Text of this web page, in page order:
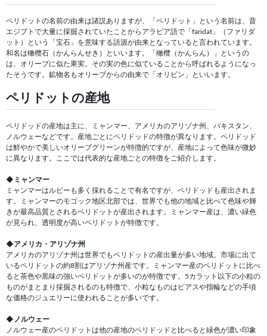
ペリドットの名前の由来は諸説ありますが、「ペリドット」という名前は、昔
エジプトで大量に採掘されていたことからアラビア語で「faridat」（ファリダ
ット）という「宝石」を意味する語源が由来となっていると言われています。
和名は橄欖石（かんらんせき）といいます。「橄欖（かんらん）」というの
は、オリーブに似た果実。その実の色に似ていることから呼ばれるようになっ
たそうです。鉱物名もオリーブからの由来で「オリビン」といいます。
ペリドットの産地
ペリドッドの産地は主に、ミャンマー、アメリカのアリゾナ州、パキスタン、
ノルウェーなどです。産地ごとにペリドッドの特徴が異なります。ペリドッド
は鮮やかで美しいオリーブグリーンが特徴的ですが、産地によって色味が微妙
に異なります。ここでは代表的な産地ごとの特徴をご紹介します。
◆ミャンマー
ミャンマーはルビーも多く採れることで有名ですが、ペリドッドも産出されま
す。ミャンマーのモゴック地区北部では、世界でも他の地域と比べて色味や輝
きが最高品質とされるペリドットが産出されます。ミャンマー産は、濃い緑色
が見られ、透明度が高いペリドットが特徴です。
◆アメリカ・アリゾナ州
アメリカのアリゾナ州は世界でもペリドットの産出量が多い地域。市場に出て
いるペリドットの約8割はアリゾナ州産です。ミャンマー産のペリドットに比べ
ると茶色や黒味の強いペリドットが多いのが特徴です。5カラット以下の小粒の
ものがまとまり採掘されるのも特徴で、小粒なものはピアスや指輪などの手頃
な価格のジュエリーに使われることが多いです。
◆ノルウェー
ノルウェー産のペリドットは他の産地のペリドッドと比べると緑色が濃い印象